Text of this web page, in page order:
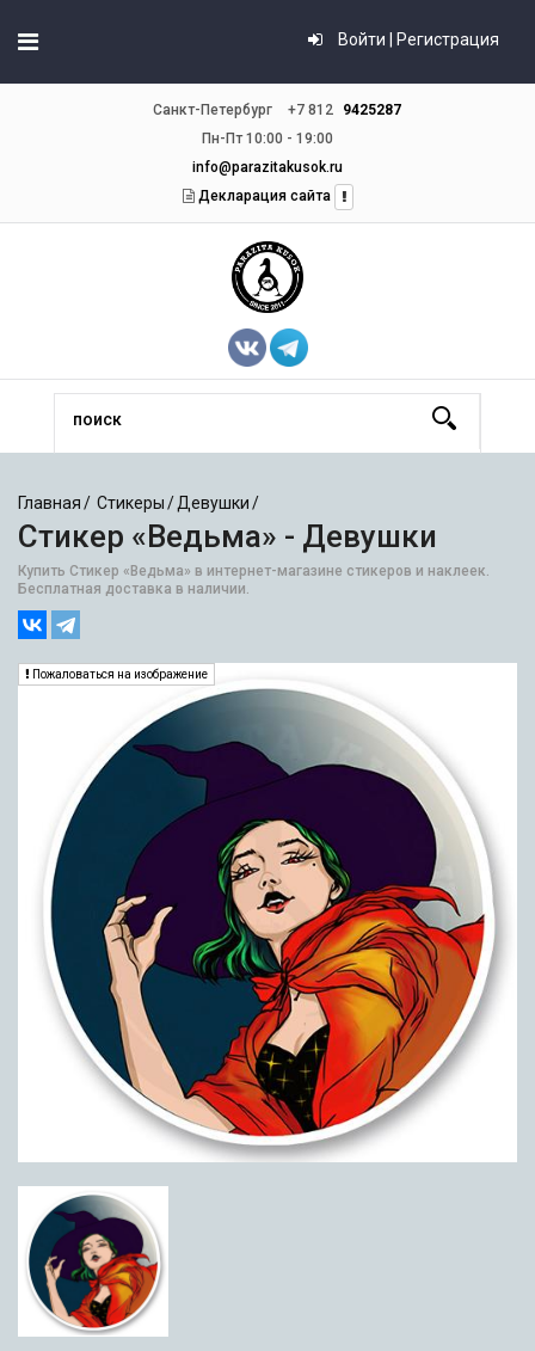
Войти | Регистрация
Санкт-Петербург +7 812
9425287
Пн-Пт 10:00 - 19:00
info@parazitakusok.ru
Декларация сайта
Главная Стикеры Девушки
Стикер «Ведьма» - Девушки
Купить Стикер «Ведьма» в интернет-магазине стикеров и наклеек.
Бесплатная доставка в наличии.
Пожаловаться на изображение